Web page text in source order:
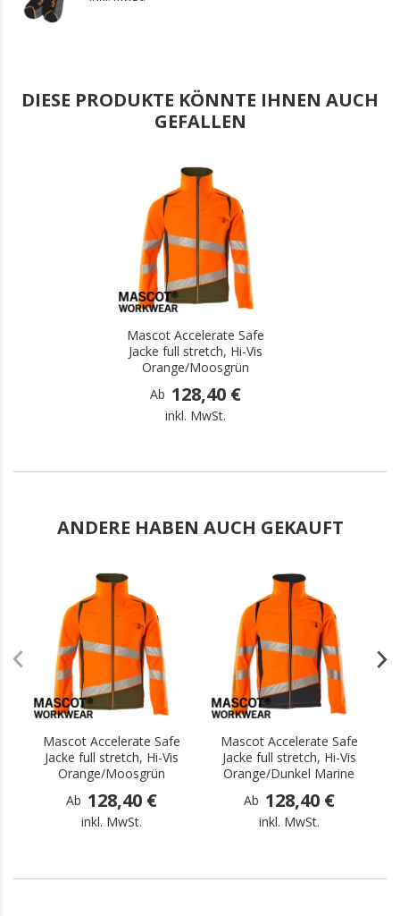
DIESE PRODUKTE KÖNNTE IHNEN AUCH
GEFALLEN
Mascot Accelerate Safe
Jacke full stretch, Hi-Vis
Orange/Moosgrün
Ab 128,40 €
inkl. MwSt.
ANDERE HABEN AUCH GEKAUFT
Mascot Accelerate Safe
Jacke full stretch, Hi-Vis
Orange/Moosgrün
Ab 128,40 €
inkl. MwSt.
Mascot Accelerate Safe
Jacke full stretch, Hi-Vis
Orange/Dunkel Marine
Ab 128,40 €
inkl. MwSt.